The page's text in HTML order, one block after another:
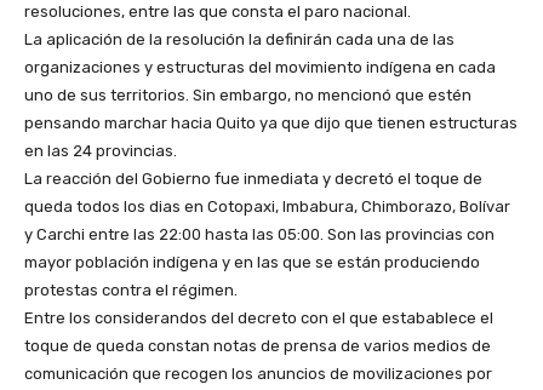
resoluciones, entre las que consta el paro nacional.
La aplicación de la resolución la definirán cada una de las
organizaciones y estructuras del movimiento indígena en cada
uno de sus territorios. Sin embargo, no mencionó que estén
pensando marchar hacia Quito ya que dijo que tienen estructuras
en las 24 provincias.
La reacción del Gobierno fue inmediata y decretó el toque de
queda todos los dias en Cotopaxi, Imbabura, Chimborazo, Bolívar
y Carchi entre las 22:00 hasta las 05:00. Son las provincias con
mayor población indígena y en las que se están produciendo
protestas contra el régimen.
Entre los considerandos del decreto con el que estabablece el
toque de queda constan notas de prensa de varios medios de
comunicación que recogen los anuncios de movilizaciones por